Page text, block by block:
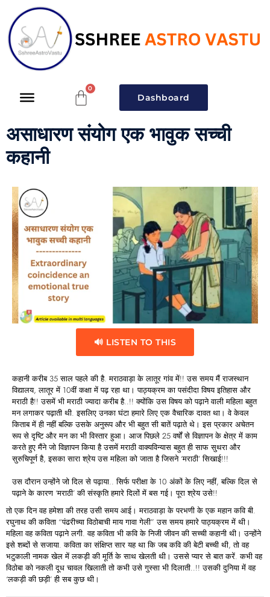
Dashboard
असाधारण संयोग एक भावुक सच्ची
कहानी
🔊 LISTEN TO THIS
कहानी करीब 35 साल पहले की है. मराठवाड़ा के लातूर गांव में!! उस समय मैं राजस्थान
विद्यालय, लातूर में 10वीं कक्षा में पढ़ रहा था। पाठ्यक्रम का पसंदीदा विषय इतिहास और
मराठी है!! उसमें भी मराठी ज्यादा करीब है..!! क्योंकि उस विषय को पढ़ाने वाली महिला बहुत
मन लगाकर पढ़ाती थी. इसलिए उनका घंटा हमारे लिए एक वैचारिक दावत था। वे केवल
किताब में ही नहीं बल्कि उसके अनुरूप और भी बहुत सी बातें पढ़ाते थे। इस प्रकार अचेतन
रूप से दृष्टि और मन का भी विस्तार हुआ। आज पिछले 25 वर्षों से विज्ञापन के क्षेत्र में काम
करते हुए मैंने जो विज्ञापन किया है उसमें मराठी वाक्यविन्यास बहुत ही साफ सुथरा और
सुरुचिपूर्ण है, इसका सारा श्रेय उस महिला को जाता है जिसने ‘मराठी’ सिखाई!!!
उस दौरान उन्होंने जो दिल से पढ़ाया.. सिर्फ परीक्षा के 10 अंकों के लिए नहीं, बल्कि दिल से
पढ़ाने के कारण ‘मराठी’ की संस्कृति हमारे दिलों में बस गई। पूरा श्रेय उसे!!
तो एक दिन वह हमेशा की तरह उसी समय आई। मराठवाड़ा के परभणी के एक महान कवि बी.
रघुनाथ की कविता “पंढरीच्या विठोबाची माय गावा गेली”उस समय हमारे पाठ्यक्रम में थी।
महिला वह कविता पढ़ाने लगी. वह कविता भी कवि के निजी जीवन की सच्ची कहानी थी। उन्होंने
इसे शब्दों से सजाया. कविता का संक्षिप्त सार यह था कि जब कवि की बेटी बच्ची थी, तो वह
भटुकाली नामक खेल में लकड़ी की मूर्ति के साथ खेलती थी। उससे प्यार से बात करें. कभी वह
विठोबा को नकली दूध चावल खिलाती तो कभी उसे गुस्सा भी दिलाती..!! उसकी दुनिया में वह
‘लकड़ी की छड़ी’ ही सब कुछ थी।